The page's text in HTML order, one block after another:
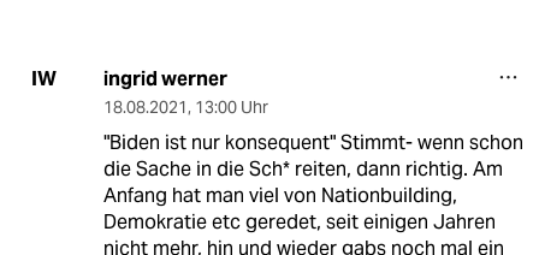
IW ingrid werner
18.08.2021, 13:00 Uhr
"Biden ist nur konsequent" Stimmt- wenn schon
die Sache in die Sch* reiten, dann richtig. Am
Anfang hat man viel von Nationbuilding,
Demokratie etc geredet, seit einigen Jahren
nicht mehr, hin und wieder gabs noch mal ein